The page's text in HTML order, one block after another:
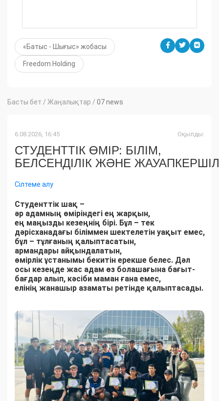
«Батыс - Шығыс» жобасы
Freedom Holding
Басты бет / Жаңалықтар / 07 news
6.08.2026, 16:45 Оқылды:
СТУДЕНТТІК ӨМІР: БІЛІМ,
БЕЛСЕНДІЛІК ЖӘНЕ
Сілтеме алу
Студенттік шақ –
әр адамның өміріндегі ең жарқын,
ең маңызды кезеңнің бірі. Бұл – тек
дәрісханадағы біліммен шектелетін уақыт емес,
бұл – тұлғаның қалыптасатын,
армандары айқындалатын,
өмірлік ұстанымы бекитін ерекше белес. Дәл
осы кезеңде жас адам өз болашағына бағыт-
бағдар алып, кәсіби маман ғана емес,
елінің жанашыр азаматы ретінде қалыптасады.